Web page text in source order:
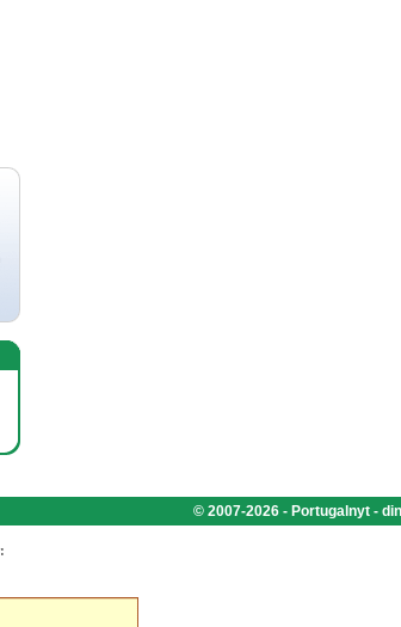
© 2007-2026 - Portugalnyt -